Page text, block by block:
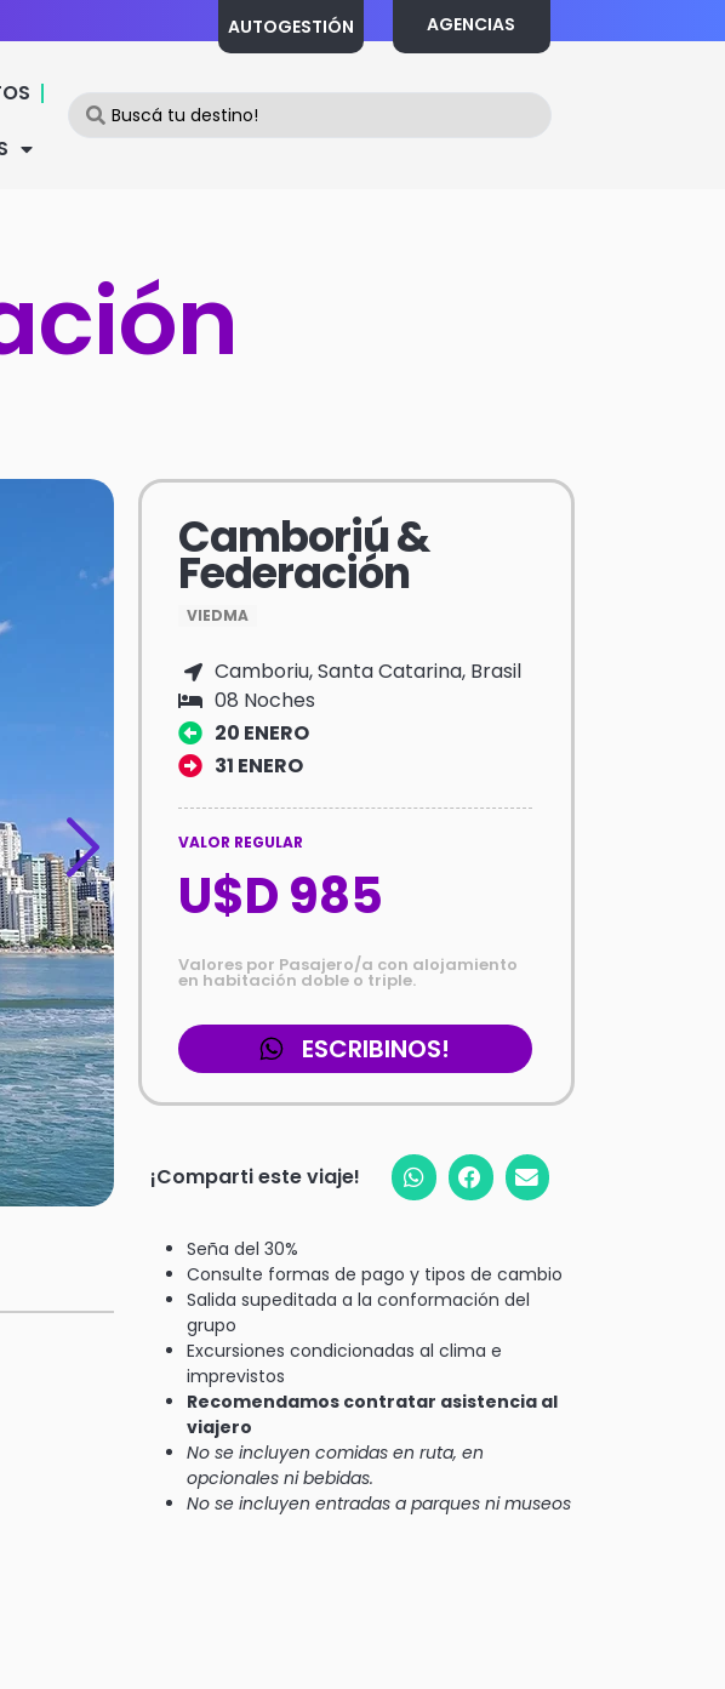
AUTOGESTIÓN AGENCIAS
Camboriú &
Federación
VIEDMA
Camboriu, Santa Catarina, Brasil
08 Noches
20 ENERO
31 ENERO
VALOR REGULAR
U$D 985
Valores por Pasajero/a con alojamiento
en habitación doble o triple.
ESCRIBINOS!
¡Comparti este viaje!
Seña del 30%
Consulte formas de pago y tipos de cambio
Salida supeditada a la conformación del
grupo
Excursiones condicionadas al clima e
imprevistos
Recomendamos contratar asistencia al
viajero
No se incluyen comidas en ruta, en
opcionales ni bebidas.
No se incluyen entradas a parques ni museos